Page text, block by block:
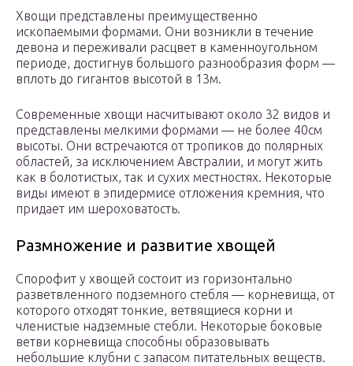
Хвощи представлены преимущественно
ископаемыми формами. Они возникли в течение
девона и переживали расцвет в каменноугольном
периоде, достигнув большого разнообразия форм —
вплоть до гигантов высотой в 13м.
Современные хвощи насчитывают около 32 видов и
представлены мелкими формами — не более 40см
высоты. Они встречаются от тропиков до полярных
областей, за исключением Австралии, и могут жить
как в болотистых, так и сухих местностях. Некоторые
виды имеют в эпидермисе отложения кремния, что
придает им шероховатость.
Размножение и развитие хвощей
Спорофит у хвощей состоит из горизонтально
разветвленного подземного стебля — корневища, от
которого отходят тонкие, ветвящиеся корни и
членистые надземные стебли. Некоторые боковые
ветви корневища способны образовывать
небольшие клубни с запасом питательных веществ.